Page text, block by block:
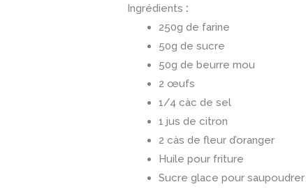
Ingrédients :
250g de farine
50g de sucre
50g de beurre mou
2 œufs
1/4 càc de sel
1 jus de citron
2 càs de fleur d’oranger
Huile pour friture
Sucre glace pour saupoudrer